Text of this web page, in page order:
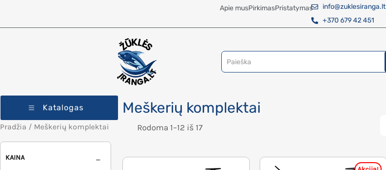
Apie musPirkimasPristatymas
info@zuklesiranga.lt
+370 679 42 451
Katalogas
Pradžia / Meškerių komplektai
KAINA
Meškerių komplektai
Rodoma 1–12 iš 17